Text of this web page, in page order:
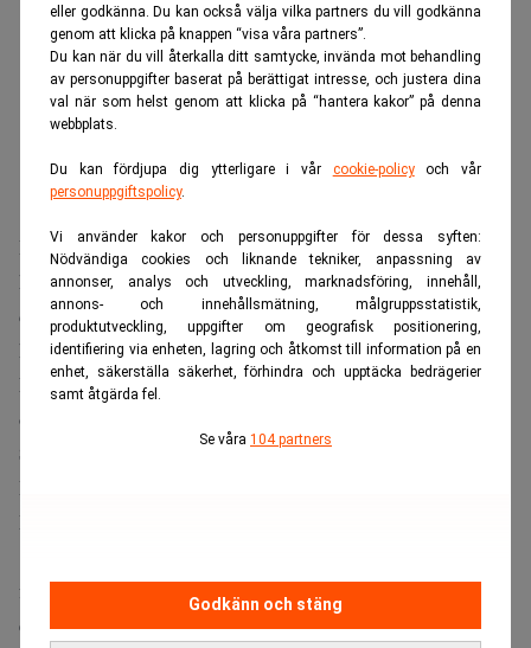
eller godkänna. Du kan också välja vilka partners du vill godkänna
genom att klicka på knappen “visa våra partners”.
Du kan när du vill återkalla ditt samtycke, invända mot behandling
av personuppgifter baserat på berättigat intresse, och justera dina
val när som helst genom att klicka på “hantera kakor” på denna
webbplats.
Du kan fördjupa dig ytterligare i vår cookie-policyoch vår
personuppgiftspolicy.
Vi använder kakor och personuppgifter för dessa syften:
Nödvändiga cookies och liknande tekniker, anpassning av
annonser, analys och utveckling, marknadsföring, innehåll,
annons- och innehållsmätning, målgruppsstatistik,
produktutveckling, uppgifter om geografisk positionering,
identifiering via enheten, lagring och åtkomst till information på en
enhet, säkerställa säkerhet, förhindra och upptäcka bedrägerier
samt åtgärda fel.
Se våra 104 partners
Godkänn och stäng
Produktionen sker dels med komponentlager som blev
kvar efter att BMW 2022 valde att lämna Ryssland, och
dels med delar som tillverkats lokalt men som saknar den
kvalitetskontroll som bilmärket står för.
Läs också:Nya sanktioner mot Ryssland – ska slå mot
oljan. Realtid
Säljs som premium
Prislappen för en piratkopierad BMW ligger enligt,
Moscow Times
förknippas med en officiell BMW 7‑serie eller X7 på den
europeiska marknaden.